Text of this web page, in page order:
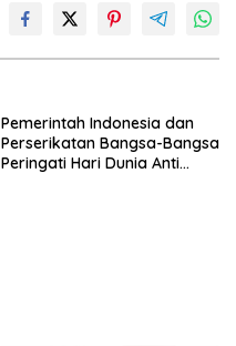
Pemerintah Indonesia dan
Perserikatan Bangsa-Bangsa
Peringati Hari Dunia Anti